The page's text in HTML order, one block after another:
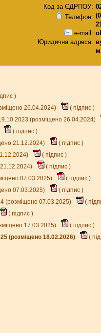
Код за ЄДРПОУ:
Телефон:
e-mail:
Юридична адреса:
)
26.04.2024)
( підпис )
(розміщено 26.04.2024)
( підпис )
21.12.2024)
( підпис )
( підпис )
( підпис )
07.03.2025)
( підпис )
07.03.2025)
( підпис )
(розміщено 07.03.2025)
(
( підпис )
17.03.2025)
( підпис )
(розміщено 18.02.2026)
(